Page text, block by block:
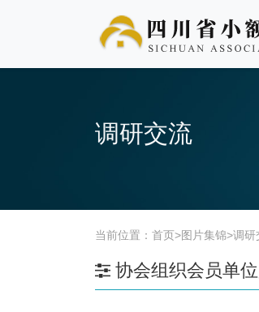
调研交流
当前位置： 首页>图片集锦>调研
协会组织会员单